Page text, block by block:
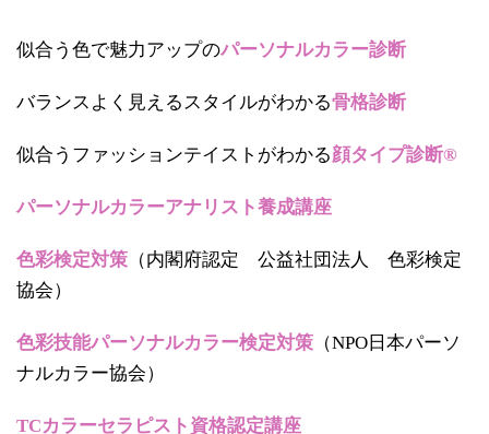
似合う色で魅力アップのパーソナルカラー診断
バランスよく見えるスタイルがわかる骨格診断
似合うファッションテイストがわかる顔タイプ診断®
パーソナルカラーアナリスト養成講座
色彩検定対策 （内閣府認定 公益社団法人 色彩検定
協会）
色彩技能パーソナルカラー検定対策 （NPO日本パーソ
ナルカラー協会）
TCカラーセラピスト資格認定講座